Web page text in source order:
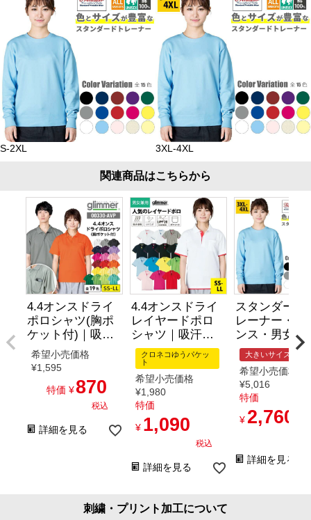
S-2XL 3XL-4XL
関連商品はこちらから
4.4オンスドライ
ポロシャツ(胸ポ
ケット付)｜吸汗
速乾・スポー
ツ・介護・制服
｜[トムス/00330-
AVP]SS-LL
希望小売価格
¥1,595
特価 ¥870
税込
詳細を見る
4.4オンスドライ
レイヤードポロ
シャツ｜吸汗速
乾・スポーツ・
介護・制服｜[ト
ムス/00339-AYP]
SS-LL
クロネコゆうパケッ
ト
希望小売価格
¥1,980
特価
¥ 1,090
税込
詳細を見る
スタンダード
レーナー・
ンス・男女兼
用・裏毛（ト
ス/00183-
3XL-4XL
大きいサイズ
希望小売価格
¥5,016
特価
¥ 2,760
詳細を見る
刺繍・プリント加工について